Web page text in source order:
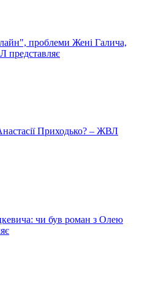
проблеми Жені Галича,
представляє
Приходько? – ЖВЛ
чи був роман з Олею